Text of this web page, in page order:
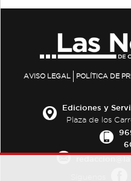
AVISO LEGAL POLÍTICA DE
Ediciones y
Plaza de los